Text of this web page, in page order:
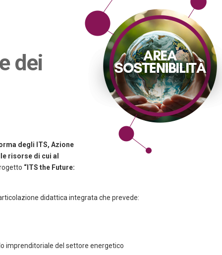
dei
degli ITS, Azione
risorse di cui al
“ITS the Future:
didattica integrata che prevede:
imprenditoriale del settore energetico